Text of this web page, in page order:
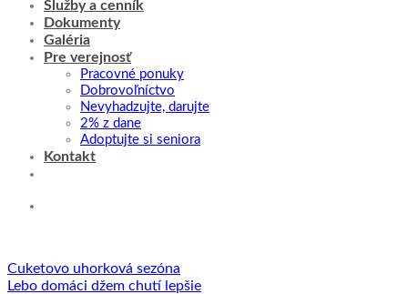
Služby a cenník
Dokumenty
Galéria
Pre verejnosť
Pracovné ponuky
Dobrovoľníctvo
Nevyhadzujte, darujte
2% z dane
Adoptujte si seniora
Kontakt
Cuketovo uhorková sezóna
Lebo domáci džem chutí lepšie